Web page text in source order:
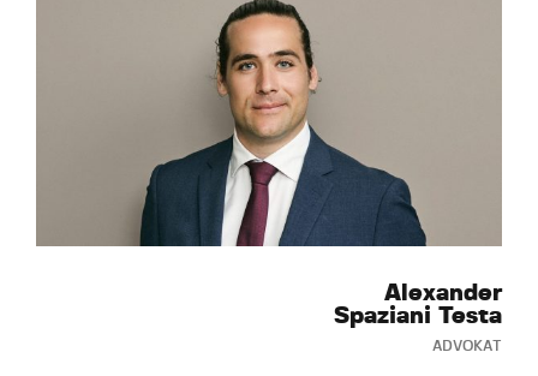
Alexander
Spaziani Testa
ADVOKAT